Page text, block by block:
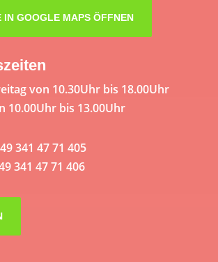
IN GOOGLE MAPS ÖFFNEN
von 10.30Uhr bis 18.00Uhr
10.00Uhr bis 13.00Uhr
341 47 71 405
47 71 406